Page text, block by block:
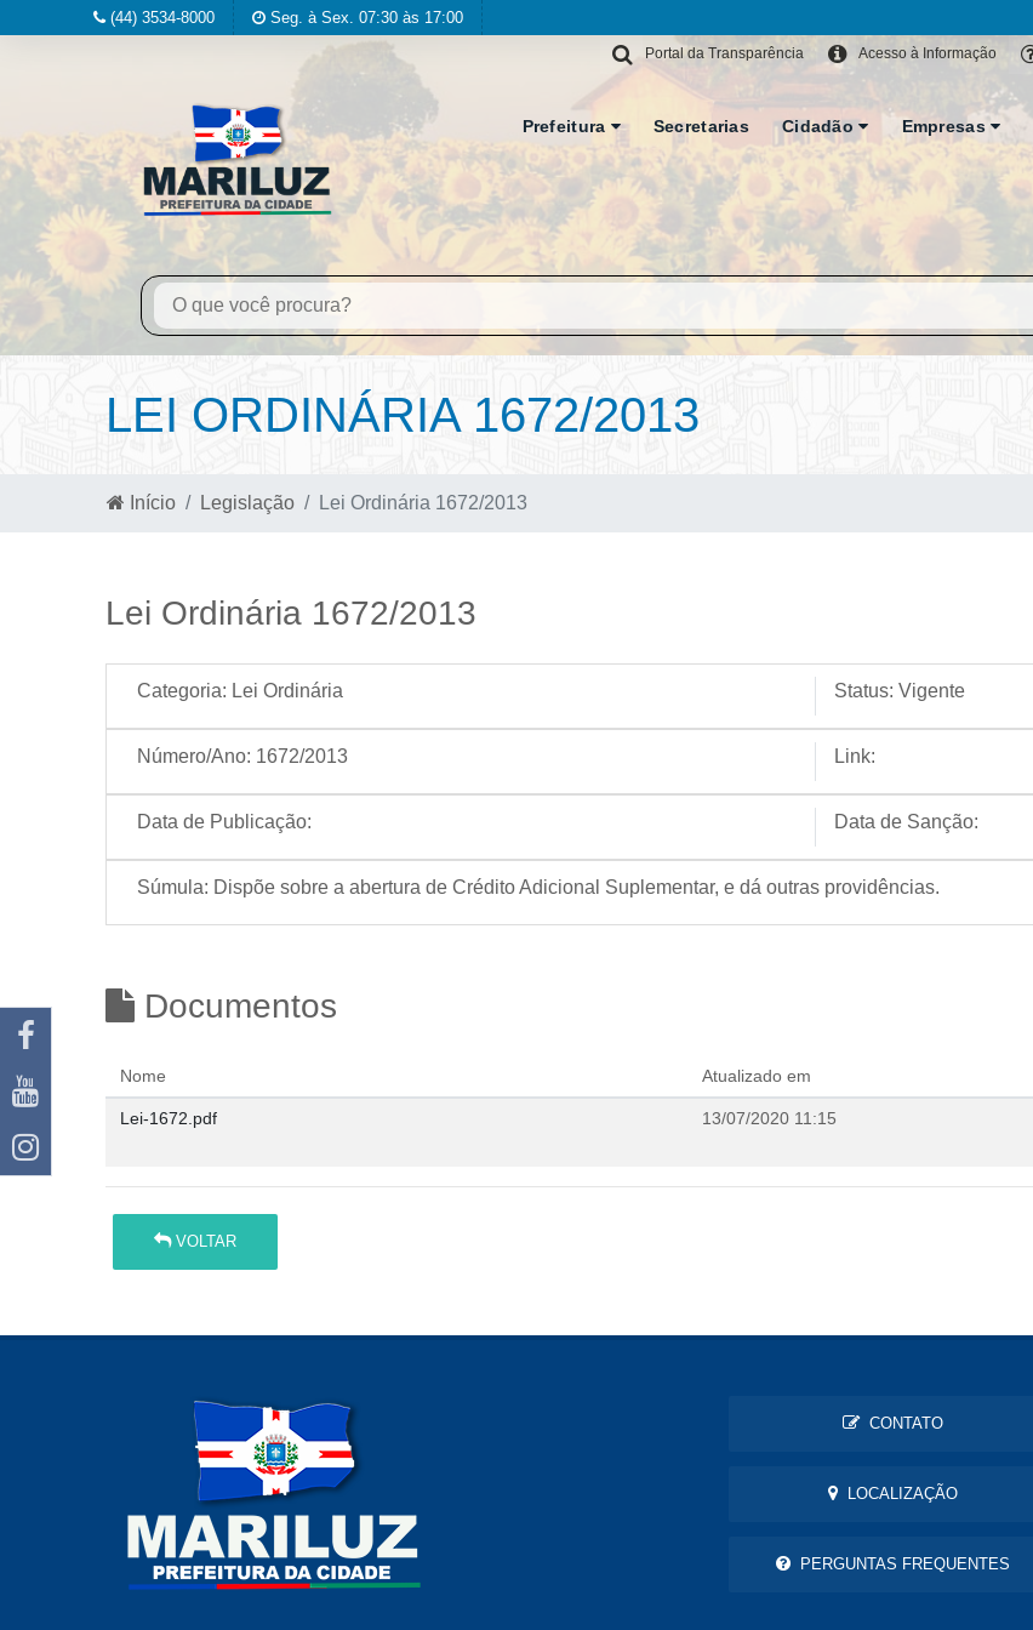
(44) 3534-8000 Seg. à Sex. 07:30 às 17:00
Acesso à Informação
Portal da Transparência
Prefeitura Secretarias Cidadão Empresas
LEI ORDINÁRIA 1672/2013
Início Legislação Lei Ordinária 1672/2013
Lei Ordinária 1672/2013
Categoria: Lei Ordinária Status: Vigente
Número/Ano: 1672/2013 Link:
Data de Publicação: Data de Sanção:
Súmula: Dispõe sobre a abertura de Crédito Adicional Suplementar, e dá outras providências.
Documentos
Nome Atualizado em
Lei-1672.pdf 13/07/2020 11:15
VOLTAR
CONTATO
LOCALIZAÇÃO
PERGUNTAS FREQUENTES